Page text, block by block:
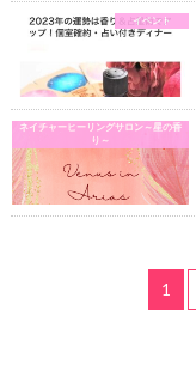
イベント
ネイチャーヒーリングサロン～星の香
り～
1